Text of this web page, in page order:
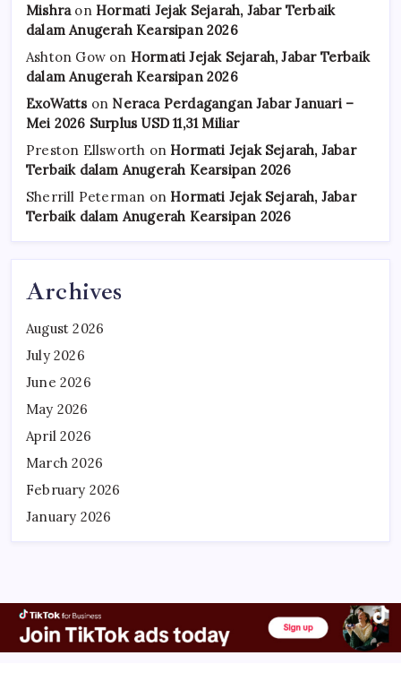
Mishraon Hormati Jejak Sejarah, Jabar Terbaik
dalam Anugerah Kearsipan 2026
Ashton Gow on Hormati Jejak Sejarah, Jabar Terbaik
dalam Anugerah Kearsipan 2026
ExoWattson Neraca Perdagangan Jabar Januari –
Mei 2026 Surplus USD 11,31 Miliar
Preston Ellsworth on Hormati Jejak Sejarah, Jabar
Terbaik dalam Anugerah Kearsipan 2026
Sherrill Peterman on Hormati Jejak Sejarah, Jabar
Terbaik dalam Anugerah Kearsipan 2026
Archives
August 2026
July 2026
June 2026
May 2026
April 2026
March 2026
February 2026
January 2026